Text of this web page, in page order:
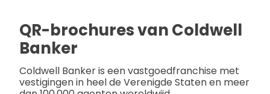
QR-brochures van Coldwell
Banker
Coldwell Banker is een vastgoedfranchise met
vestigingen in heel de Verenigde Staten en meer